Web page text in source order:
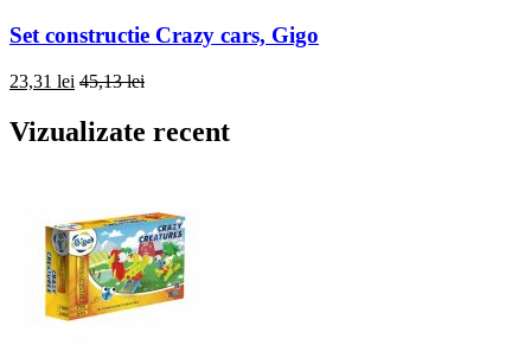
Set constructie Crazy cars, Gigo
23,31 lei 45,13 lei
Vizualizate recent